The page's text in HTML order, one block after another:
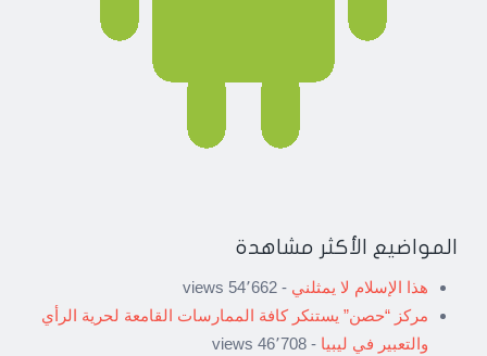
المواضيع الأكثر مشاهدة
هذا الإسلام لا يمثلني - 54٬662 views
مركز “حصن” يستنكر كافة الممارسات القامعة لحرية الرأي
والتعبير في ليبيا - 46٬708 views